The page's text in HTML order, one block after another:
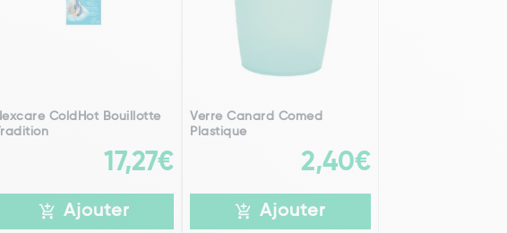
ColdHot Bouillotte
Tradition
17,27€
Ajouter
Verre Canard Comed
Plastique
2,40€
Ajouter